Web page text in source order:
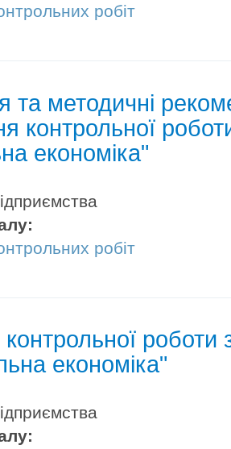
робіт
та методичні
контрольної
економіка"
робіт
роботи
економіка"